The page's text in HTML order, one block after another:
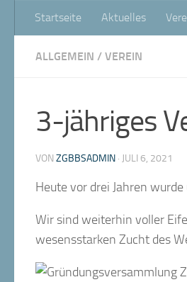
Zum Inhalt springen
Startseite Aktuelles
ALLGEMEIN / VEREIN
3-jähriges
VON ZGBBSADMIN · JULI 6, 2021
Heute vor drei Jahren
Wir sind weiterhin voller
wesensstarken Zucht des